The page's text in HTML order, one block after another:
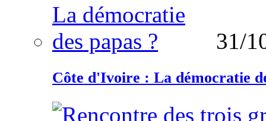
31/
Côte d'Ivoire : La démocratie